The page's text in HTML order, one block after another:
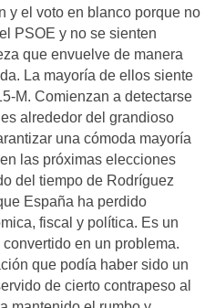
y el voto en blanco porque no
PSOE y no se sienten
que envuelve de manera
La mayoría de ellos siente
M. Comienzan a detectarse
alrededor del grandioso
una cómoda mayoría
las próximas elecciones
del tiempo de Rodríguez
España ha perdido
fiscal y política. Es un
en un problema.
que podía haber sido un
de cierto contrapeso al